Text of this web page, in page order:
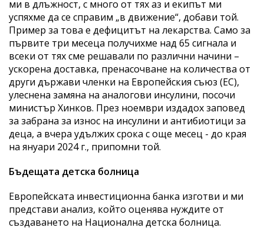
ми в длъжност, с много от тях аз и екипът ми
успяхме да се справим „в движение“, добави той.
Пример за това е дефицитът на лекарства. Само за
първите три месеца получихме над 65 сигнала и
всеки от тях сме решавали по различни начини –
ускорена доставка, пренасочване на количества от
други държави членки на Европейския съюз (ЕС),
улеснена замяна на аналогови инсулини, посочи
министър Хинков. През ноември издадох заповед
за забрана за износ на инсулини и антибиотици за
деца, а вчера удължих срока с още месец - до края
на януари 2024 г., припомни той.
Бъдещата детска болница
Европейската инвестиционна банка изготви и ми
представи анализ, който оценява нуждите от
създаването на Национална детска болница.